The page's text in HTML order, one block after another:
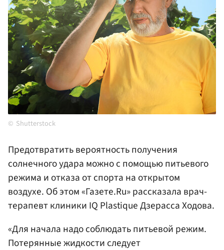
Shutterstock
Предотвратить вероятность получения
солнечного удара можно с помощью питьевого
режима и отказа от спорта на открытом
воздухе. Об этом «Газете.Ru» рассказала врач-
терапевт клиники IQ Plastique Дзерасса Ходова.
«Для начала надо соблюдать питьевой режим.
Потерянные жидкости следует